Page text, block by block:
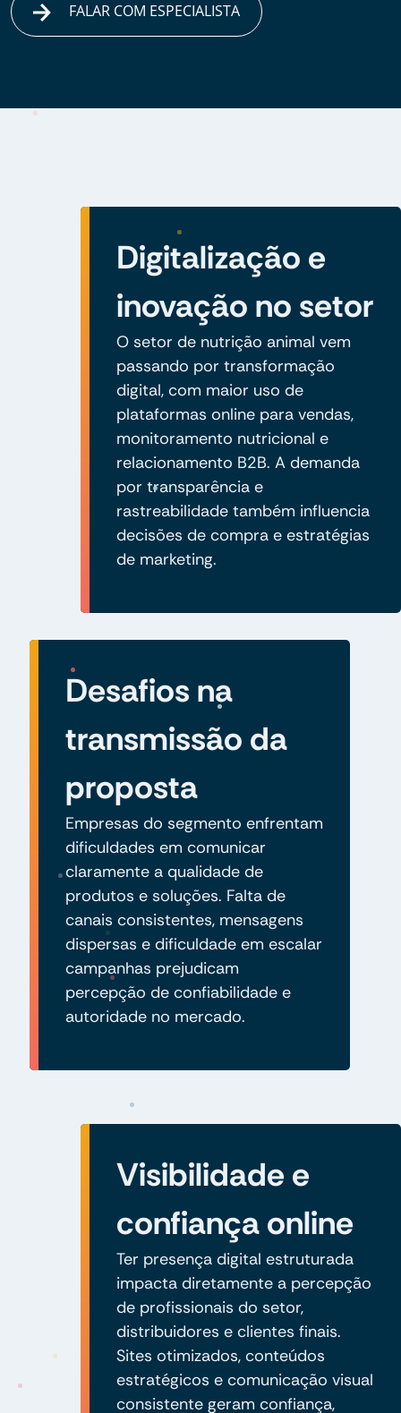
FALAR COM ESPECIALISTA
Digitalização e
inovação no setor
O setor de nutrição animal vem
passando por transformação
digital, com maior uso de
plataformas online para vendas,
monitoramento nutricional e
relacionamento B2B. A demanda
por transparência e
rastreabilidade também influencia
decisões de compra e estratégias
de marketing.
Desafios na
transmissão da
proposta
Empresas do segmento enfrentam
dificuldades em comunicar
claramente a qualidade de
produtos e soluções. Falta de
canais consistentes, mensagens
dispersas e dificuldade em escalar
campanhas prejudicam
percepção de confiabilidade e
autoridade no mercado.
Visibilidade e
confiança online
Ter presença digital estruturada
impacta diretamente a percepção
de profissionais do setor,
distribuidores e clientes finais.
Sites otimizados, conteúdos
estratégicos e comunicação visual
consistente geram confiança,